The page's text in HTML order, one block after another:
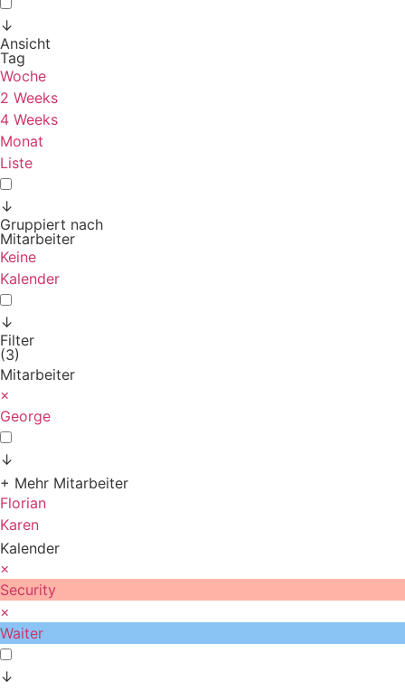
↓
Ansicht
Tag
Woche
2 Weeks
4 Weeks
Monat
Liste
↓
Gruppiert nach
Mitarbeiter
Keine
Kalender
↓
Filter
(3)
Mitarbeiter
×
George
↓
+ Mehr Mitarbeiter
Florian
Karen
Kalender
×
Security
×
Waiter
↓